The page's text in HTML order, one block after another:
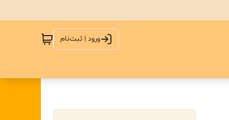
ورود | ثبت‌نام